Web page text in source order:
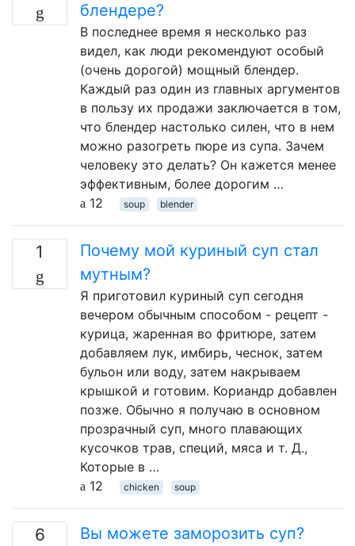
блендере?
В последнее время я несколько раз
видел, как люди рекомендуют особый
(очень дорогой) мощный блендер.
Каждый раз один из главных аргументов
в пользу их продажи заключается в том,
что блендер настолько силен, что в нем
можно разогреть пюре из супа. Зачем
человеку это делать? Он кажется менее
эффективным, более дорогим …
12
soup blender
1
Почему мой куриный суп стал
мутным?
Я приготовил куриный суп сегодня
вечером обычным способом - рецепт -
курица, жаренная во фритюре, затем
добавляем лук, имбирь, чеснок, затем
бульон или воду, затем накрываем
крышкой и готовим. Кориандр добавлен
позже. Обычно я получаю в основном
прозрачный суп, много плавающих
кусочков трав, специй, мяса и т. Д.,
Которые в …
12
chicken soup
6 Вы можете заморозить суп?